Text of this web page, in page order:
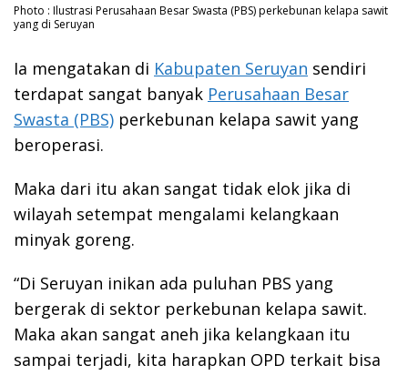
Photo : Ilustrasi Perusahaan Besar Swasta (PBS) perkebunan kelapa sawit
yang di Seruyan
Ia mengatakan di Kabupaten Seruyan sendiri
terdapat sangat banyak Perusahaan Besar
Swasta (PBS) perkebunan kelapa sawit yang
beroperasi.
Maka dari itu akan sangat tidak elok jika di
wilayah setempat mengalami kelangkaan
minyak goreng.
“Di Seruyan inikan ada puluhan PBS yang
bergerak di sektor perkebunan kelapa sawit.
Maka akan sangat aneh jika kelangkaan itu
sampai terjadi, kita harapkan OPD terkait bisa